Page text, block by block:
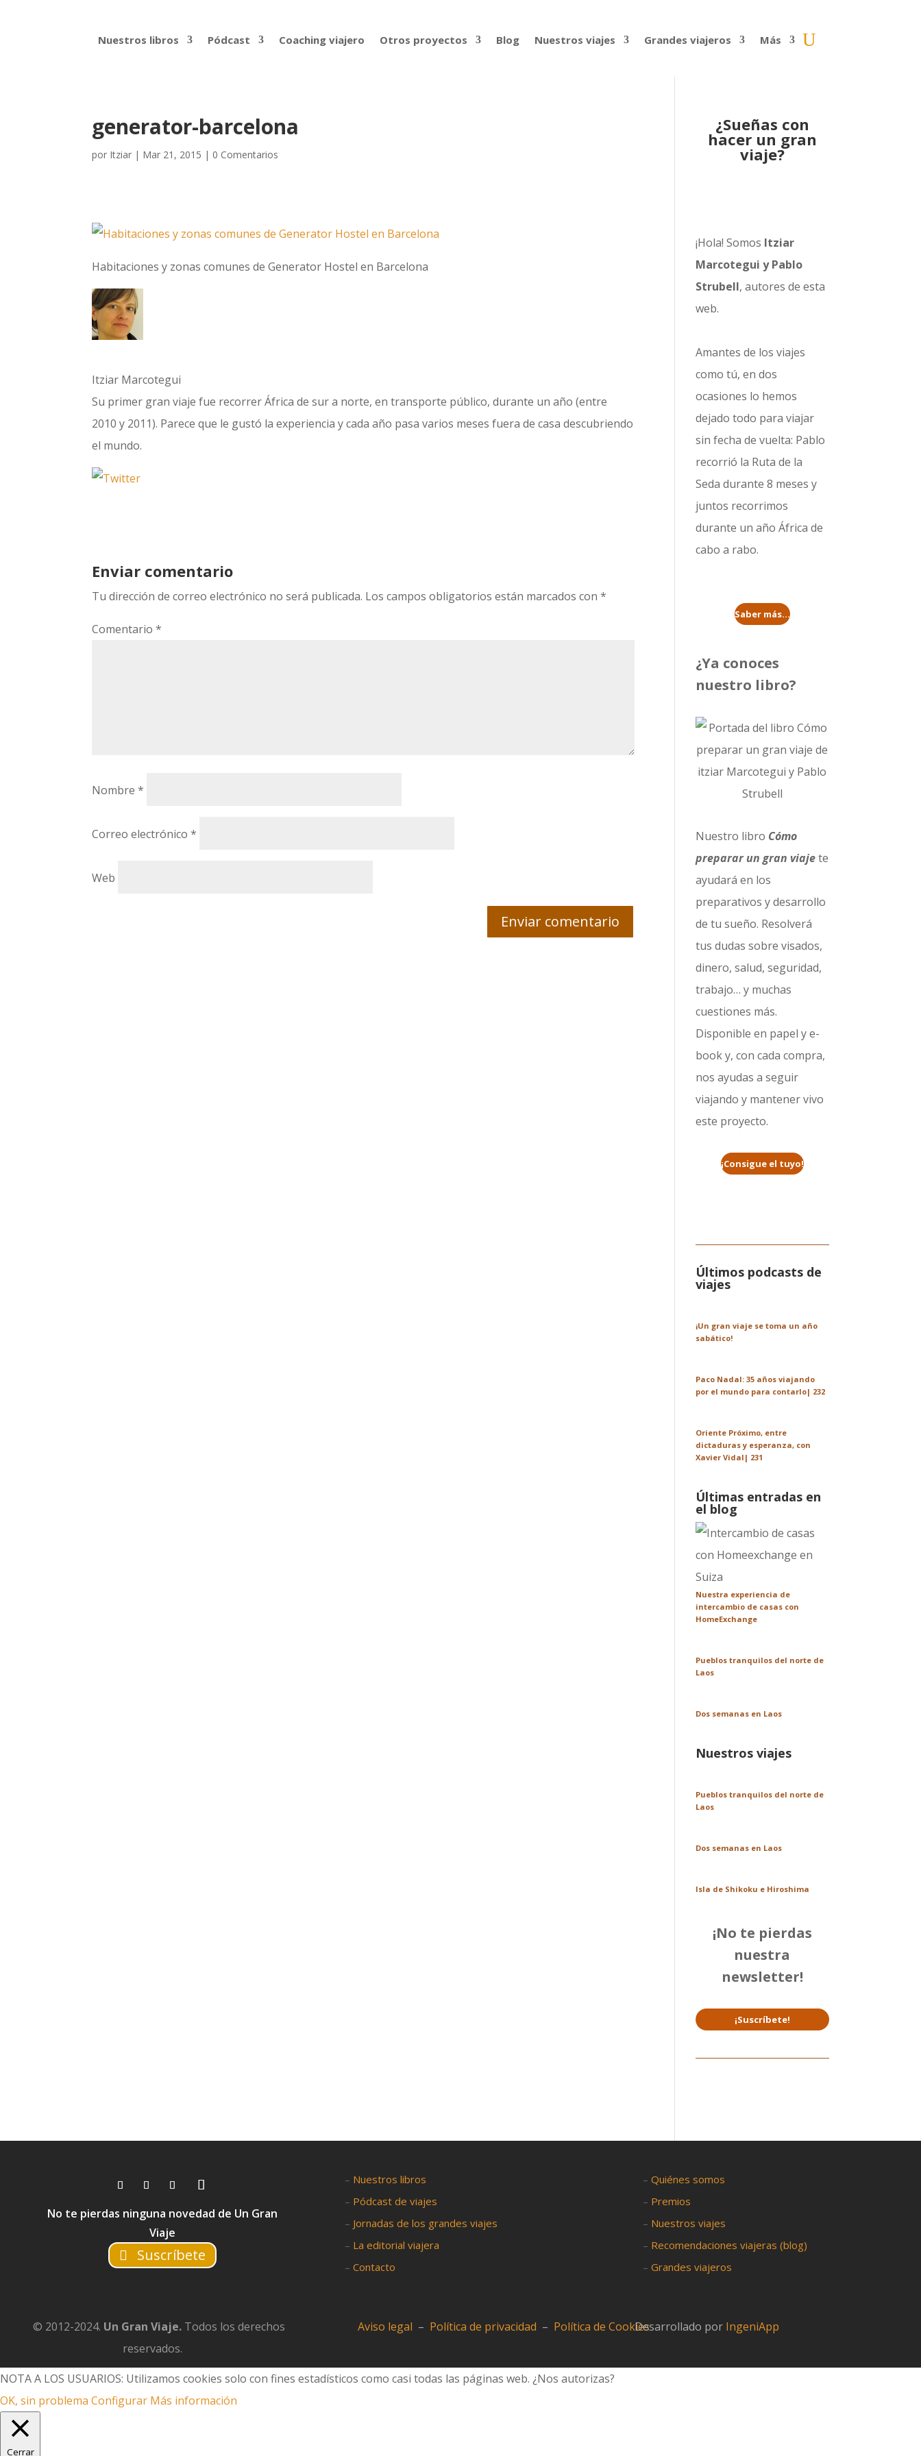
Nuestros libros Pódcast Coaching viajero Otros proyectos Blog Nuestros viajes Grandes viajeros Más
generator-barcelona
por Itziar | Mar 21, 2015 | 0 Comentarios
Habitaciones y zonas comunes de Generator Hostel en Barcelona
Itziar Marcotegui
Su primer gran viaje fue recorrer África de sur a norte, en transporte público, durante un año (entre
2010 y 2011). Parece que le gustó la experiencia y cada año pasa varios meses fuera de casa descubriendo
el mundo.
Enviar comentario
Tu dirección de correo electrónico no será publicada. Los campos obligatorios están marcados con*
Comentario*
Nombre*
Correo electrónico*
Web
¿Sueñas con
hacer un gran
viaje?
¡Hola! Somos Itziar
Marcotegui y Pablo
Strubell, autores de esta
web.
Amantes de los viajes
como tú, en dos
ocasiones lo hemos
dejado todo para viajar
sin fecha de vuelta: Pablo
recorrió la Ruta de la
Seda durante 8 meses y
juntos recorrimos
durante un añoÁfrica de
cabo a rabo.
Saber más...
¿Ya conoces
nuestro libro?
Nuestro libro Cómo
preparar un gran viajete
ayudará en los
preparativos y desarrollo
de tu sueño. Resolverá
tus dudas sobre visados,
dinero, salud, seguridad,
trabajo… y muchas
cuestiones más.
Disponible en papel y e-
book y, con cada compra,
nos ayudas a seguir
viajando y mantener vivo
este proyecto.
¡Consigue el tuyo!
Últimos podcasts de
viajes
¡Un gran viaje se toma un año
sabático!
Paco Nadal: 35 años viajando
por el mundo para contarlo| 232
Oriente Próximo, entre
dictaduras y esperanza, con
Xavier Vidal| 231
Últimas entradas en
el blog
Nuestra experiencia de
intercambio de casas con
HomeExchange
Pueblos tranquilos del norte de
Laos
Dos semanas en Laos
Nuestros viajes
Pueblos tranquilos del norte de
Laos
Dos semanas en Laos
Isla de Shikoku e Hiroshima
¡No te pierdas
nuestra
newsletter!
¡Suscríbete!
No te pierdas ninguna novedad de Un Gran
Viaje
Suscríbete
– Nuestros libros
– Pódcast de viajes
– Jornadas de los grandes viajes
– La editorial viajera
– Contacto
–Quiénes somos
– Premios
– Nuestros viajes
– Recomendaciones viajeras (blog)
–Grandes viajeros
© 2012-2024. Un Gran Viaje. Todos los derechos
reservados.
Aviso legal – Política de privacidad – Política de CookiesDesarrollado por IngeniApp
NOTA A LOS USUARIOS: Utilizamos cookies solo con fines estadísticos como casi todas las páginas web. ¿Nos autorizas?
OK, sin problema Configurar Más información
Cerrar